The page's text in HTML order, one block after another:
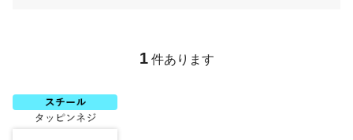
注文・見積りについて
ご利用ガイド
1 件あります